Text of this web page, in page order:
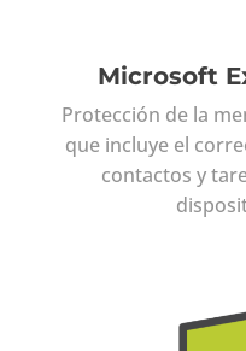
Microsoft
Protección de la
que incluye el
contactos y